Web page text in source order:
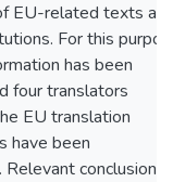
EU-related texts at
For this
has been
four translators
EU translation
have been
conclusions